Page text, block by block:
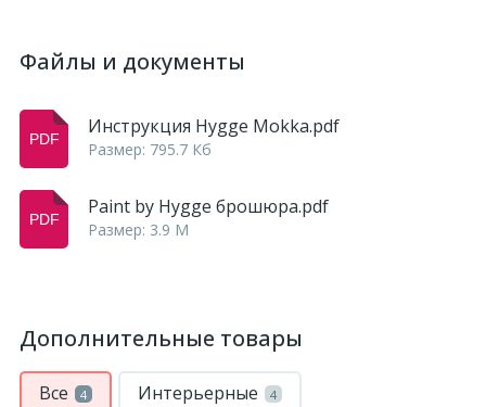
Файлы и документы
Инструкция Hygge Mokka.pdf
Размер: 795.7 Кб
Paint by Hygge брошюра.pdf
Размер: 3.9 M
Дополнительные товары
Все 4 Интерьерные 4